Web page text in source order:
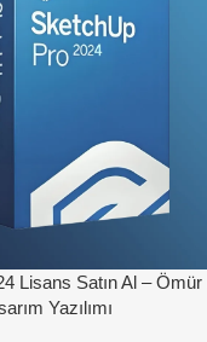
Lisans Satın Al –
Yazılımı